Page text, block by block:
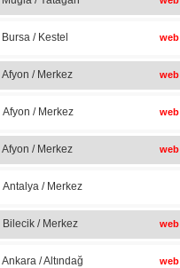
Bursa / Kestel web
Afyon / Merkez web
Afyon / Merkez web
Afyon / Merkez web
Antalya / Merkez
Bilecik / Merkez web
Ankara / Altındağ web